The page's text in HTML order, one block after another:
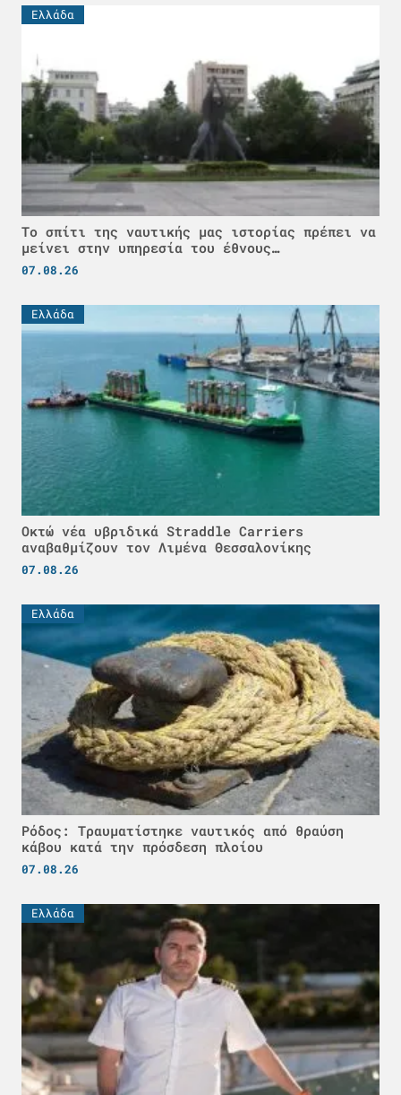
Ελλάδα
Το σπίτι της ναυτικής μας ιστορίας πρέπει να
μείνει στην υπηρεσία του έθνους…
07.08.26
Ελλάδα
Οκτώ νέα υβριδικά Straddle Carriers
αναβαθμίζουν τον Λιμένα Θεσσαλονίκης
07.08.26
Ελλάδα
Ρόδος: Τραυματίστηκε ναυτικός από θραύση
κάβου κατά την πρόσδεση πλοίου
07.08.26
Ελλάδα